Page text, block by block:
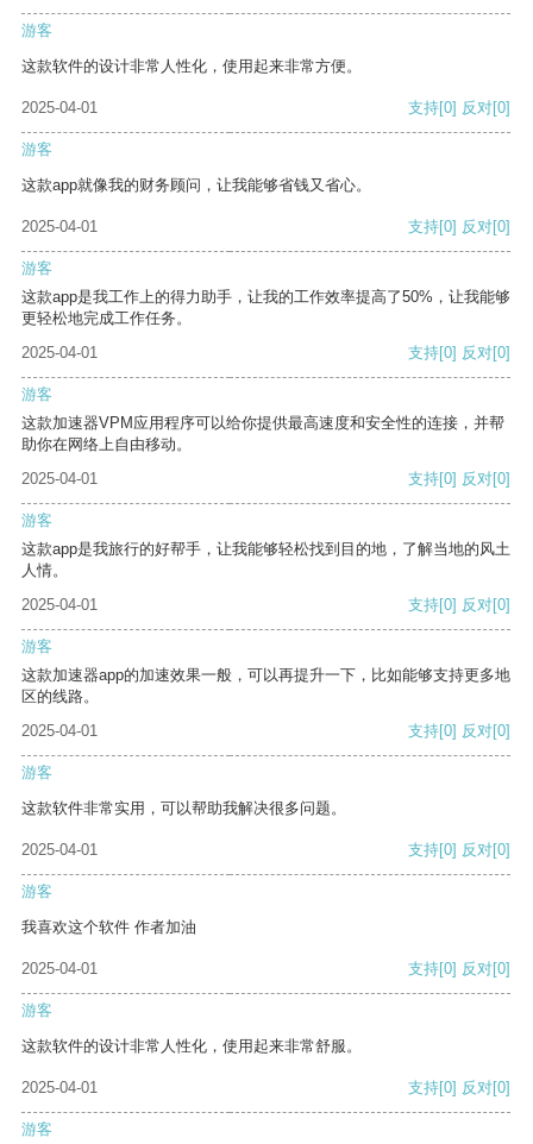
游客
这款软件的设计非常人性化，使用起来非常方便。
2025-04-01 支持[0] 反对[0]
游客
这款app就像我的财务顾问，让我能够省钱又省心。
2025-04-01 支持[0] 反对[0]
游客
这款app是我工作上的得力助手，让我的工作效率提高了50%，让我能够
更轻松地完成工作任务。
2025-04-01
支持[0] 反对[0]
游客
这款加速器VPM应用程序可以给你提供最高速度和安全性的连接，并帮
助你在网络上自由移动。
2025-04-01
支持[0] 反对[0]
游客
这款app是我旅行的好帮手，让我能够轻松找到目的地，了解当地的风土
人情。
2025-04-01
支持[0] 反对[0]
游客
这款加速器app的加速效果一般，可以再提升一下，比如能够支持更多地
区的线路。
2025-04-01
支持[0] 反对[0]
游客
这款软件非常实用，可以帮助我解决很多问题。
2025-04-01 支持[0] 反对[0]
游客
我喜欢这个软件 作者加油
2025-04-01 支持[0] 反对[0]
游客
这款软件的设计非常人性化，使用起来非常舒服。
2025-04-01 支持[0] 反对[0]
游客